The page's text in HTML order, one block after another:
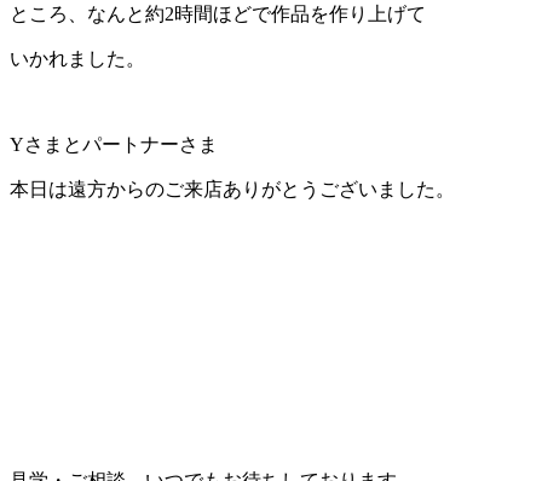
ところ、なんと約2時間ほどで作品を作り上げて
いかれました。
Yさまとパートナーさま
本日は遠方からのご来店ありがとうございました。